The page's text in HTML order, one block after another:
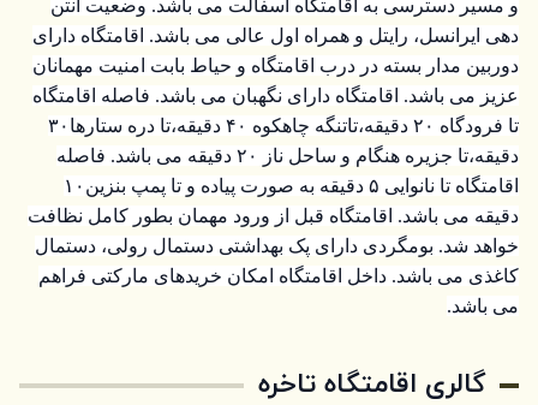
و مسیر دسترسی به اقامتگاه آسفالت می باشد. وضعیت آنتن
دهی ایرانسل، رایتل و همراه اول عالی می باشد. اقامتگاه دارای
دوربین مدار بسته در درب اقامتگاه و حیاط بابت امنیت مهمانان
عزیز می باشد. اقامتگاه دارای نگهبان می باشد. فاصله اقامتگاه
تا فرودگاه ۲۰ دقیقه،تاتنگه چاهکوه ۴۰ دقیقه،تا دره ستارها۳۰
دقیقه،تا جزیره هنگام و ساحل ناز ۲۰ دقیقه می باشد. فاصله
اقامتگاه تا نانوایی ۵ دقیقه به صورت پیاده و تا پمپ بنزین۱۰
دقیقه می باشد. اقامتگاه قبل از ورود مهمان بطور کامل نظافت
خواهد شد. بومگردی دارای پک بهداشتی دستمال رولی، دستمال
کاغذی می باشد. داخل اقامتگاه امکان خریدهای مارکتی فراهم
می باشد.
گالری اقامتگاه تاخره